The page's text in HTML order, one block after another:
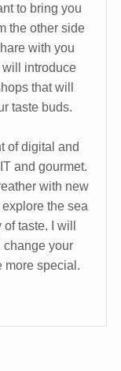
to bring you
the other side
with you
introduce
that will
taste buds.
of digital and
and gourmet.
with new
the sea
taste. I will
change your
more special.